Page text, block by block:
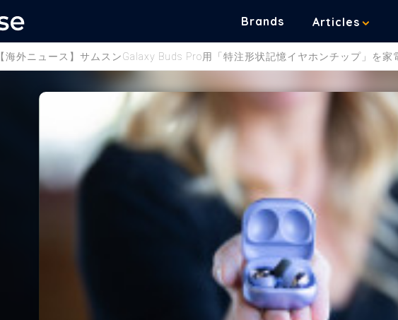
Brands Articles
【海外ニュース】サムスンGalaxy Buds Pro用「特注形状記憶イヤホンチップ」を